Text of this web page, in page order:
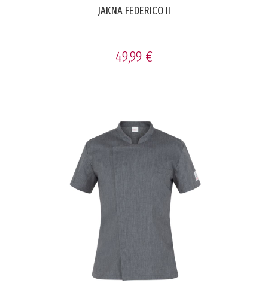
JAKNA FEDERICO II
49,99 €